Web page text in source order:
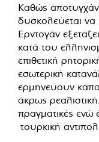
Καθώς
δυσκολεύεται να
Ερντογάν
κατά του
επιθετική
εσωτερική
ερμηνεύουν
άκρως
πραγματικές ενώ
τουρκική